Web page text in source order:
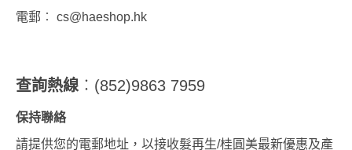
電郵︰ cs@haeshop.hk
查詢熱線 ︰(852)9863 7959
保持聯絡
請提供您的電郵地址，以接收髮再生/桂圓美最新優惠及產